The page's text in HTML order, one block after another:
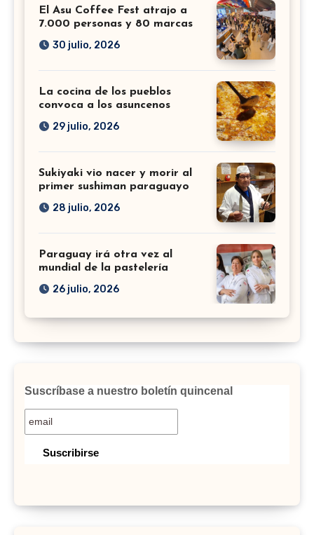
El Asu Coffee Fest atrajo a
7.000 personas y 80 marcas
30 julio, 2026
La cocina de los pueblos
convoca a los asuncenos
29 julio, 2026
Sukiyaki vio nacer y morir al
primer sushiman paraguayo
28 julio, 2026
Paraguay irá otra vez al
mundial de la pastelería
26 julio, 2026
Suscríbase a nuestro boletín quincenal